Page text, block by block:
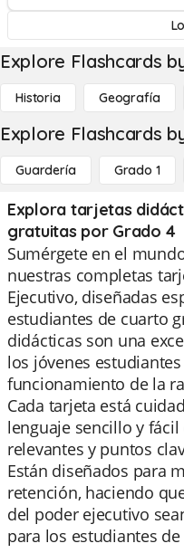
Explore Flashcards
Historia Geografía
Explore Flashcards
Guardería Grado 1
Explora tarjetas
gratuitas por Grado 4
Sumérgete en el
nuestras completas
Ejecutivo, diseñadas
estudiantes de cuarto
didácticas son una
los jóvenes
funcionamiento de la
Cada tarjeta está
lenguaje sencillo y
relevantes y puntos
Están diseñados para
retención, haciendo
del poder ejecutivo
para los estudiantes